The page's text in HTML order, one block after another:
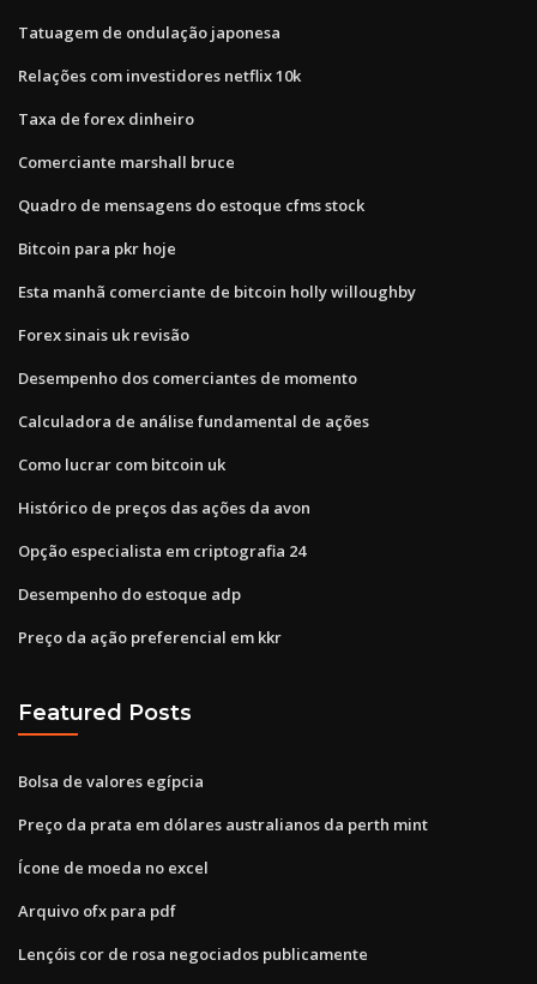
Tatuagem de ondulação japonesa
Relações com investidores netflix 10k
Taxa de forex dinheiro
Comerciante marshall bruce
Quadro de mensagens do estoque cfms stock
Bitcoin para pkr hoje
Esta manhã comerciante de bitcoin holly willoughby
Forex sinais uk revisão
Desempenho dos comerciantes de momento
Calculadora de análise fundamental de ações
Como lucrar com bitcoin uk
Histórico de preços das ações da avon
Opção especialista em criptografia 24
Desempenho do estoque adp
Preço da ação preferencial em kkr
Featured Posts
Bolsa de valores egípcia
Preço da prata em dólares australianos da perth mint
Ícone de moeda no excel
Arquivo ofx para pdf
Lençóis cor de rosa negociados publicamente